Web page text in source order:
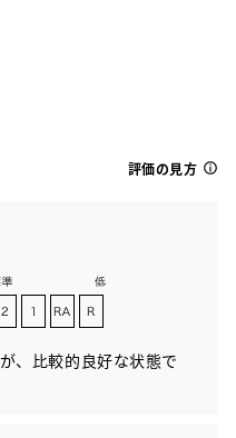
評価の見方
、比較的良好な状態で